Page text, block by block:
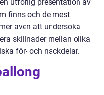
utförlig presentation av
finns och de mest
även att undersöka
skillnader mellan olika
för- och nackdelar.